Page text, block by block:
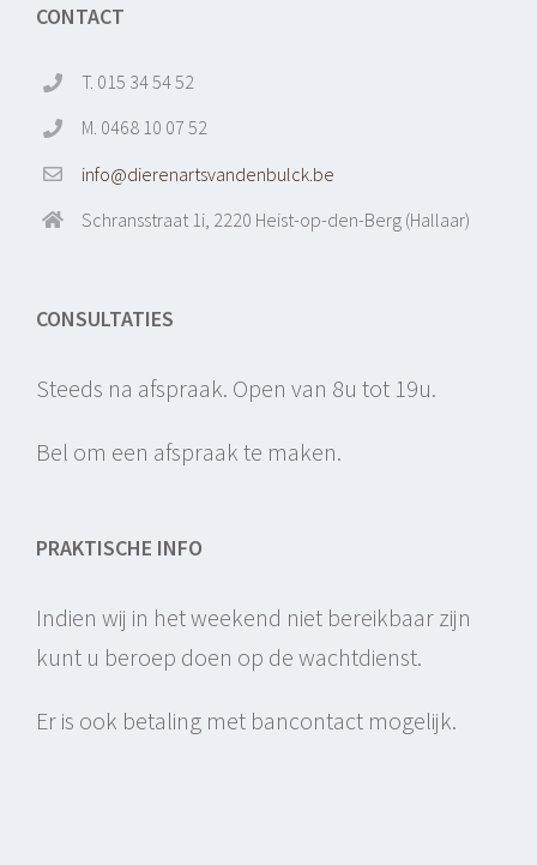
CONTACT
T. 015 34 54 52
M. 0468 10 07 52
info@dierenartsvandenbulck.be
Schransstraat 1i, 2220 Heist-op-den-Berg (Hallaar)
CONSULTATIES
Steeds na afspraak. Open van 8u tot 19u.
Bel om een afspraak te maken.
PRAKTISCHE INFO
Indien wij in het weekend niet bereikbaar zijn
kunt u beroep doen op de wachtdienst.
Er is ook betaling met bancontact mogelijk.